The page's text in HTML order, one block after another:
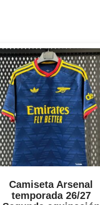
Camiseta Arsenal
temporada 26/27